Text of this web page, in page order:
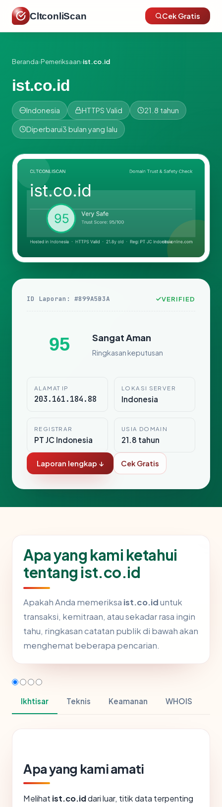
CltconliScan Cek Gratis
Beranda›Pemeriksaan›ist.co.id
ist.co.id
Indonesia HTTPS Valid 21.8 tahun
Diperbarui3 bulan yang lalu
ID Laporan: #899A5B3A VERIFIED
95 Sangat Aman
Ringkasan keputusan
ALAMAT IP
203.161.184.88
LOKASI SERVER
Indonesia
REGISTRAR
PT JC Indonesia
USIA DOMAIN
21.8 tahun
Laporan lengkap ↓ Cek Gratis
Apa yang kami ketahui
tentang ist.co.id
Apakah Anda memeriksa ist.co.iduntuk
transaksi, kemitraan, atau sekadar rasa ingin
tahu, ringkasan catatan publik di bawah akan
menghemat beberapa pencarian.
Ikhtisar Teknis Keamanan WHOIS
Apa yang kami amati
Melihat ist.co.iddari luar, titik data terpenting